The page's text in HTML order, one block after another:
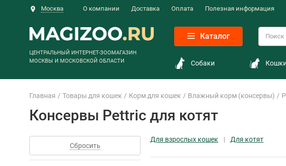
Москва О компании Доставка Оплата Полезная информация
ЦЕНТРАЛЬНЫЙ ИНТЕРНЕТ-ЗООМАГАЗИН
МОСКВЫ И МОСКОВСКОЙ ОБЛАСТИ
Каталог
Собаки Кошки
Главная Товары для кошек Корм для кошек Влажный корм (консервы)
Консервы Pettric для котят
Сбросить
Для взрослых кошек Для котят